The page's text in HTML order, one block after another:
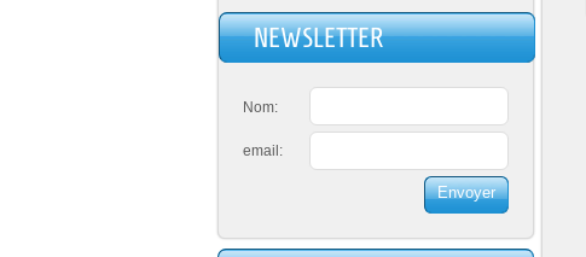
NEWSLETTER
Nom:
email: